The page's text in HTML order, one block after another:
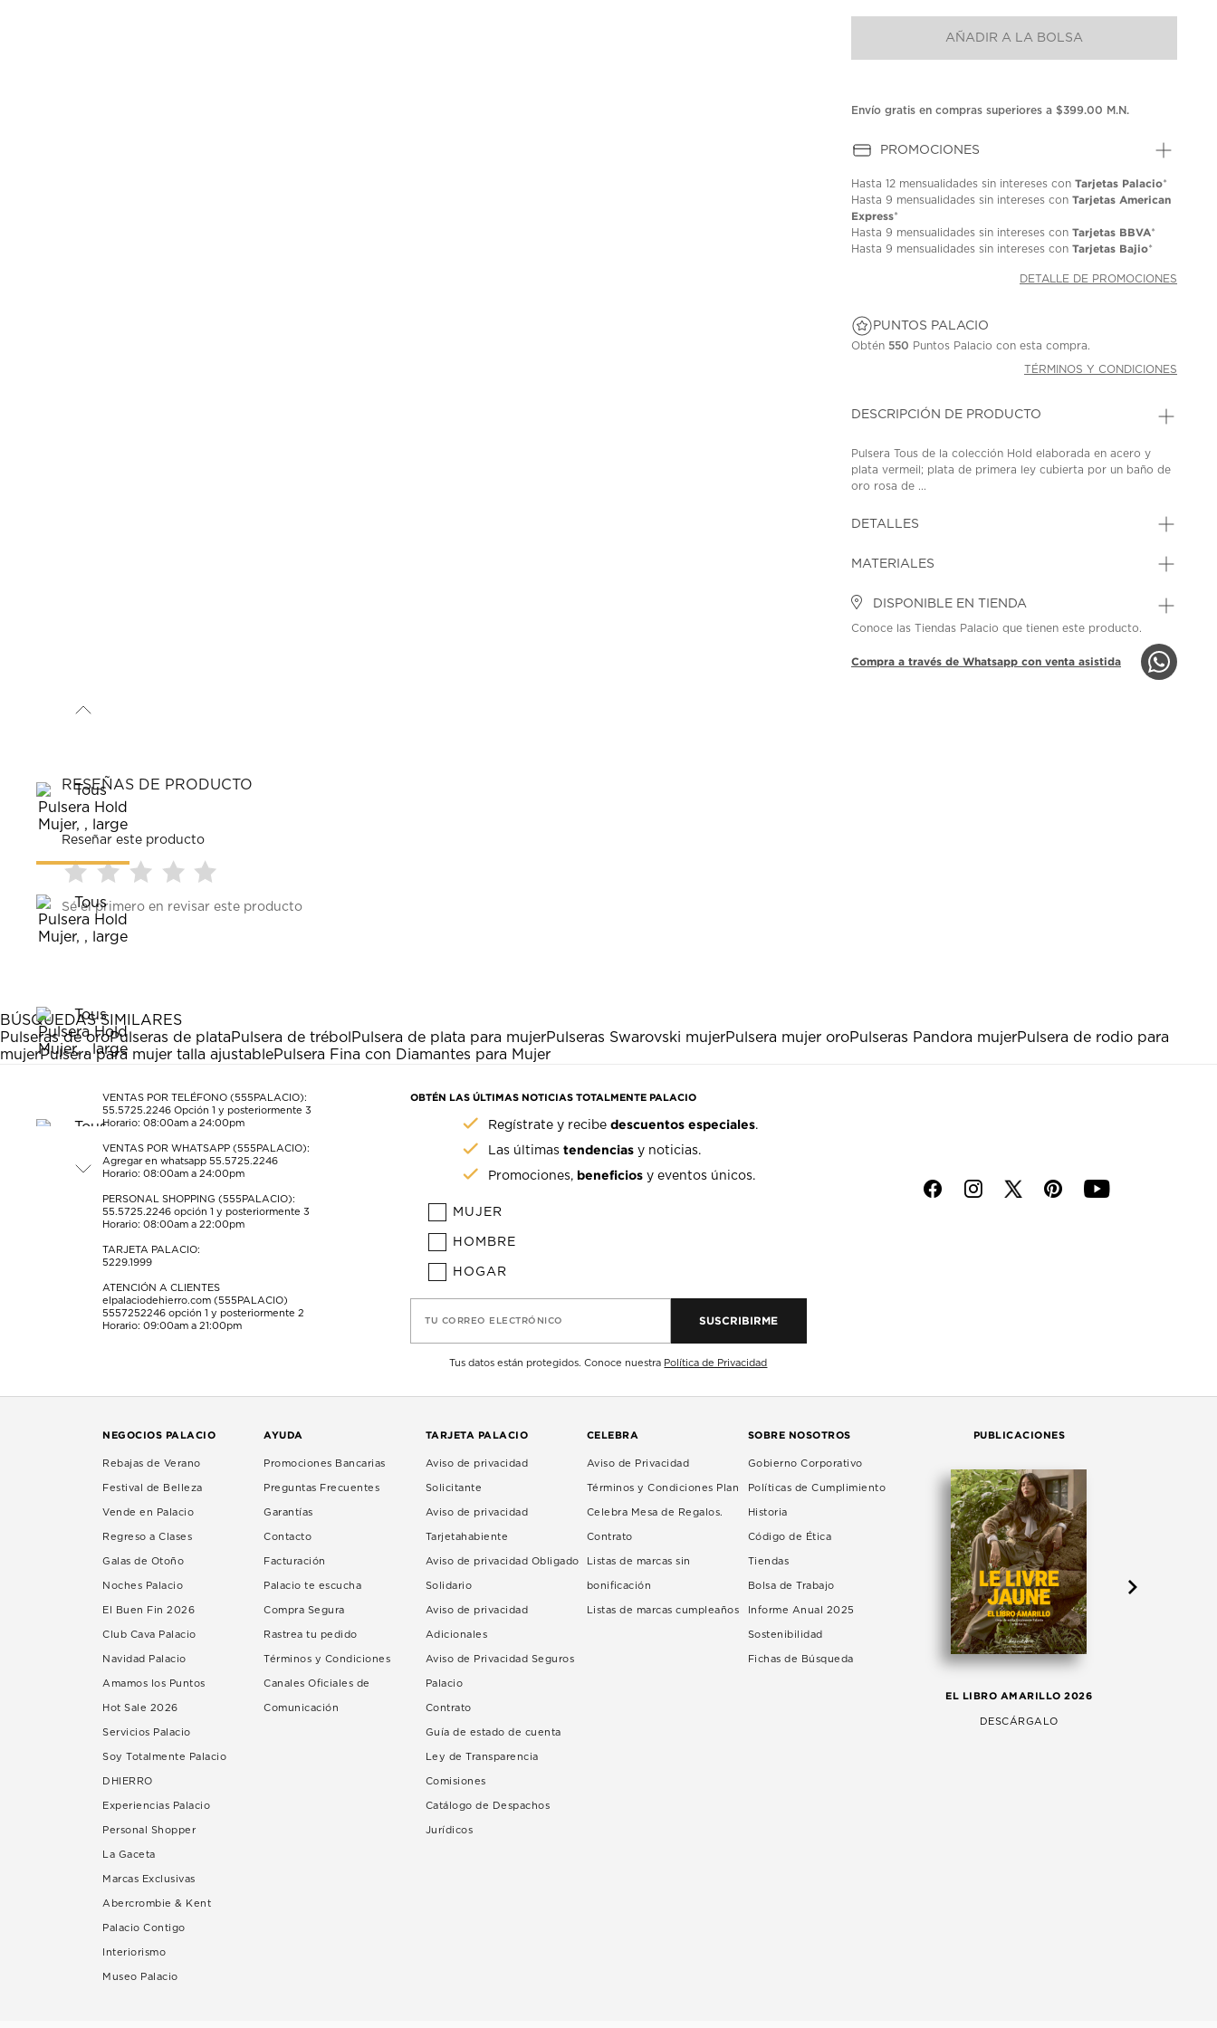
puntuación.
en
la
AÑADIR A LA BOLSA
Envío gratis en compras superiores a $399.00 M.N.
PROMOCIONES
Hasta12 mensualidades sin intereses conTarjetas Palacio*
Hasta9 mensualidades sin intereses conTarjetas American
Express*
Hasta9 mensualidades sin intereses conTarjetas BBVA*
Hasta9 mensualidades sin intereses conTarjetas Bajio*
DETALLE DE PROMOCIONES
PUNTOS PALACIO
Obtén550 Puntos Palacio con esta compra.
TÉRMINOS Y CONDICIONES
DESCRIPCIÓN DE PRODUCTO
Pulsera Tous de la colección Hold elaborada en acero y
plata vermeil; plata de primera ley cubierta por un baño de
oro rosa de ...
DETALLES
MATERIALES
DISPONIBLE EN TIENDA
Conoce las Tiendas Palacio que tienen este producto.
Compra a través de Whatsapp con venta asistida
RESEÑAS DE PRODUCTO
Reseñar este producto
para
calificar
el
estrella
Esta
acción
abrirá
formulario
para
calificar
el
estrellas.
Esta
acción
abrirá
formulario
de
para
calificar
el
estrellas.
Esta
acción
abrirá
formulario
de
para
estrellas.
Esta
acción
abrirá
formulario
de
para
Esta
acción
abrirá
formulario
de
envío.
Sé el primero en revisar este producto
BÚSQUEDAS SIMILARES
Pulseras de oroPulseras de plataPulsera de trébol Pulsera de plata para mujerPulseras Swarovski mujerPulsera mujer oroPulseras Pandora mujerPulsera de rodio para
mujerPulsera para mujer talla ajustablePulsera Fina con Diamantes para Mujer
VENTAS POR TELÉFONO (555PALACIO):
55.5725.2246 Opción 1 y posteriormente 3
Horario: 08:00am a 24:00pm
VENTAS POR WHATSAPP (555PALACIO):
Agregar en whatsapp 55.5725.2246
Horario: 08:00am a 24:00pm
PERSONAL SHOPPING (555PALACIO):
55.5725.2246 opción 1 y posteriormente 3
Horario: 08:00am a 22:00pm
TARJETA PALACIO:
5229.1999
ATENCIÓN A CLIENTES
elpalaciodehierro.com (555PALACIO)
5557252246 opción 1 y posteriormente 2
Horario: 09:00am a 21:00pm
OBTÉN LAS ÚLTIMAS NOTICIAS TOTALMENTE PALACIO
Regístrate y recibedescuentos especiales.
Las últimastendencias y noticias.
Promociones, beneficios y eventos únicos.
MUJER
HOMBRE
HOGAR
TU CORREO ELECTRÓNICO SUSCRIBIRME
Tus datos están protegidos. Conoce nuestra Política de Privacidad
f i p y
NEGOCIOS PALACIO
Rebajas de Verano
Festival de Belleza
Vende en Palacio
Regreso a Clases
Galas de Otoño
Noches Palacio
El Buen Fin 2026
Club Cava Palacio
Navidad Palacio
Amamos los Puntos
Hot Sale 2026
Servicios Palacio
Soy Totalmente Palacio
DHIERRO
Experiencias Palacio
Personal Shopper
La Gaceta
Marcas Exclusivas
Abercrombie & Kent
Palacio Contigo
Interiorismo
Museo Palacio
AYUDA
Promociones Bancarias
Preguntas Frecuentes
Garantías
Contacto
Facturación
Palacio te escucha
Compra Segura
Rastrea tu pedido
Términos y Condiciones
Canales Oficiales de
Comunicación
TARJETA PALACIO
Aviso de privacidad
Solicitante
Aviso de privacidad
Tarjetahabiente
Aviso de privacidad Obligado
Solidario
Aviso de privacidad
Adicionales
Aviso de Privacidad Seguros
Palacio
Contrato
Guía de estado de cuenta
Ley de Transparencia
Comisiones
Catálogo de Despachos
Jurídicos
CELEBRA
Aviso de Privacidad
Términos y Condiciones Plan
Celebra Mesa de Regalos.
Contrato
Listas de marcas sin
bonificación
Listas de marcas cumpleaños
SOBRE NOSOTROS
Gobierno Corporativo
Políticas de Cumplimiento
Historia
Código de Ética
Tiendas
Bolsa de Trabajo
Informe Anual 2025
Sostenibilidad
Fichas de Búsqueda
PUBLICACIONES
EL LIBRO AMARILLO 2026
DESCÁRGALO